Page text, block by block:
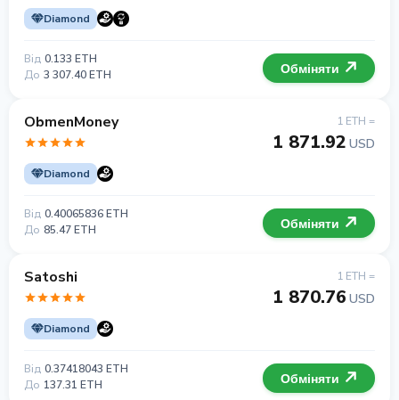
Diamond
Від 0.133 ETH
До 3 307.40 ETH Обміняти
ObmenMoney
Diamond
1 ETH =
1 871.92 USD
Від 0.40065836 ETH
До 85.47 ETH Обміняти
Satoshi
Diamond
1 ETH =
1 870.76 USD
Від 0.37418043 ETH
До 137.31 ETH Обміняти